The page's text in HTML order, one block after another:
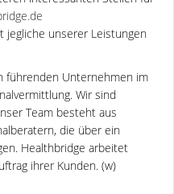
jegliche unserer Leistungen
führenden Unternehmen im
Wir sind
Team besteht aus
die über ein
Healthbridge arbeitet
ihrer Kunden. (w)